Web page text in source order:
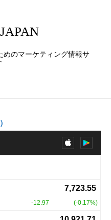
めのマーケティング情報サ